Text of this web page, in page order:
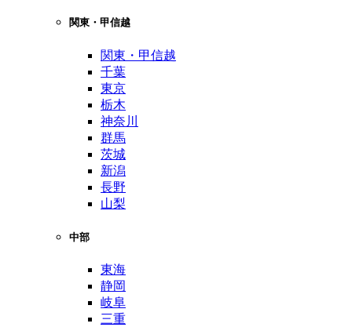
関東・甲信越
関東・甲信越
千葉
東京
栃木
神奈川
群馬
茨城
新潟
長野
山梨
中部
東海
静岡
岐阜
三重